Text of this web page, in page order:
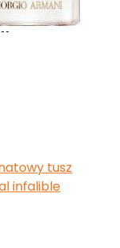
tusz
infalible